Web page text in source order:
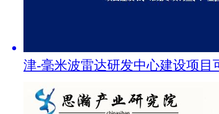
津-毫米波雷达研发中心建设项目